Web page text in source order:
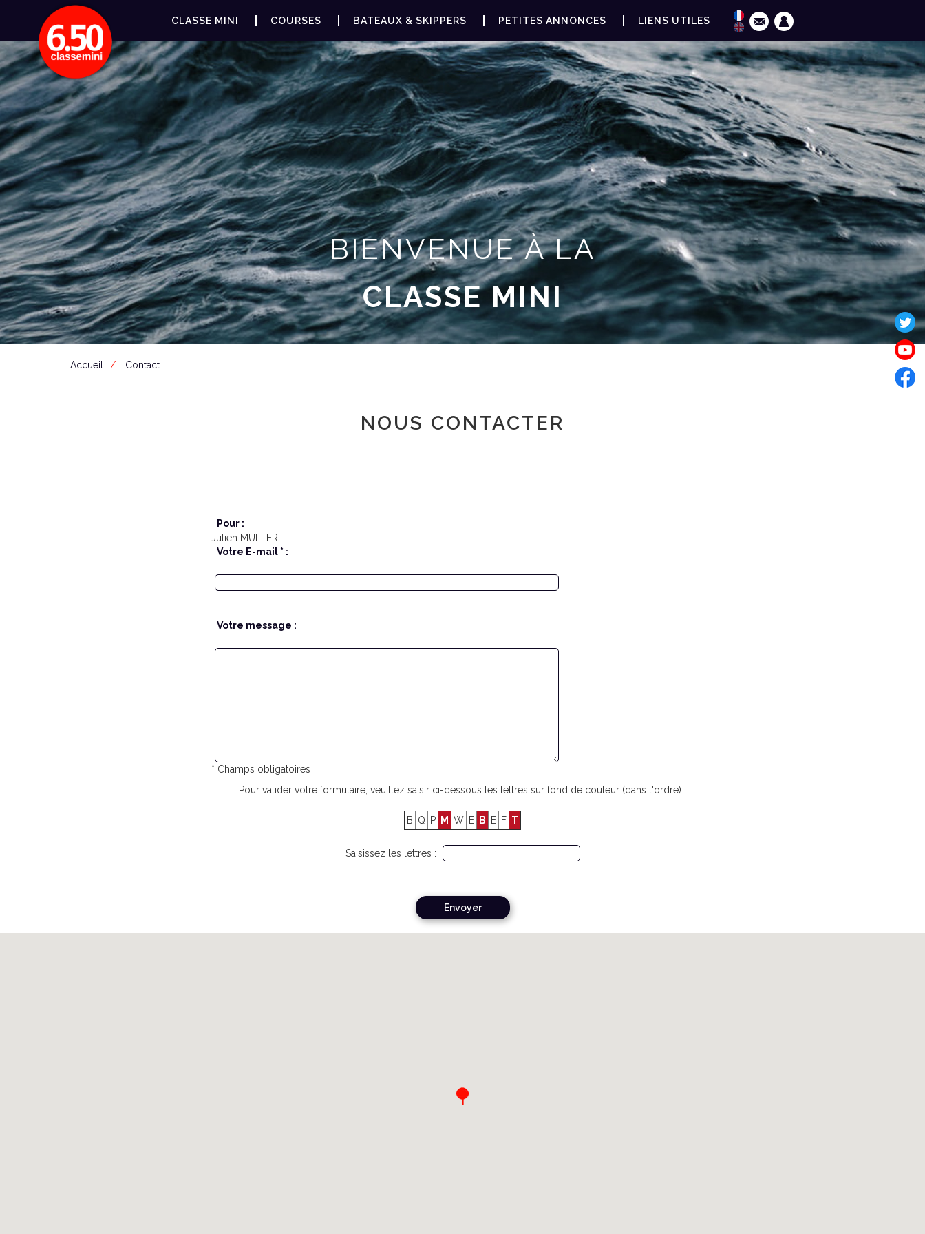
CLASSE MINI COURSES BATEAUX & SKIPPERS PETITES ANNONCES LIENS UTILES
BIENVENUE À LA
CLASSE MINI
Accueil Contact
NOUS CONTACTER
Pour :
Julien MULLER
Votre E-mail * :
Votre message :
* Champs obligatoires
Pour valider votre formulaire, veuillez saisir ci-dessous les lettres sur fond de couleur (dans l'ordre) :
B Q P M W E B E F T
Saisissez les lettres :